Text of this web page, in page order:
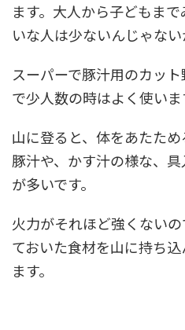
ます。大人から子どもま
いな人は少ないんじゃない
スーパーで豚汁用のカッ
で少人数の時はよく使いま
山に登ると、体をあたため
豚汁や、かす汁の様な、
が多いです。
火力がそれほど強くないの
ておいた食材を山に持ち
ます。